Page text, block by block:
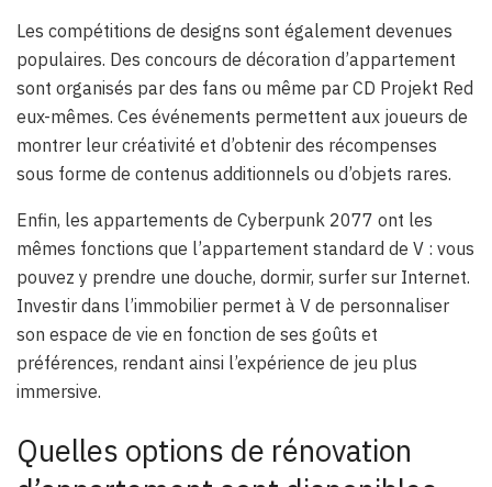
Les compétitions de designs sont également devenues
populaires. Des concours de décoration d’appartement
sont organisés par des fans ou même par CD Projekt Red
eux-mêmes. Ces événements permettent aux joueurs de
montrer leur créativité et d’obtenir des récompenses
sous forme de contenus additionnels ou d’objets rares.
Enfin, les appartements de Cyberpunk 2077 ont les
mêmes fonctions que l’appartement standard de V : vous
pouvez y prendre une douche, dormir, surfer sur Internet.
Investir dans l’immobilier permet à V de personnaliser
son espace de vie en fonction de ses goûts et
préférences, rendant ainsi l’expérience de jeu plus
immersive.
Quelles options de rénovation